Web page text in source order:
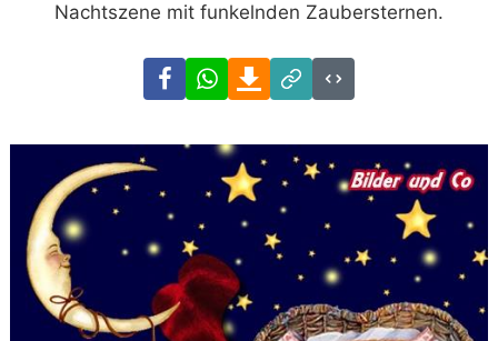
Nachtszene mit funkelnden Zaubersternen.
FacebookWhatsAppDownload
Link
Code